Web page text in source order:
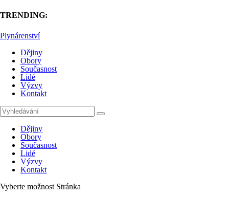
TRENDING:
Plynárenství
Dějiny
Obory
Současnost
Lidé
Výzvy
Kontakt
Dějiny
Obory
Současnost
Lidé
Výzvy
Kontakt
Vyberte možnost Stránka